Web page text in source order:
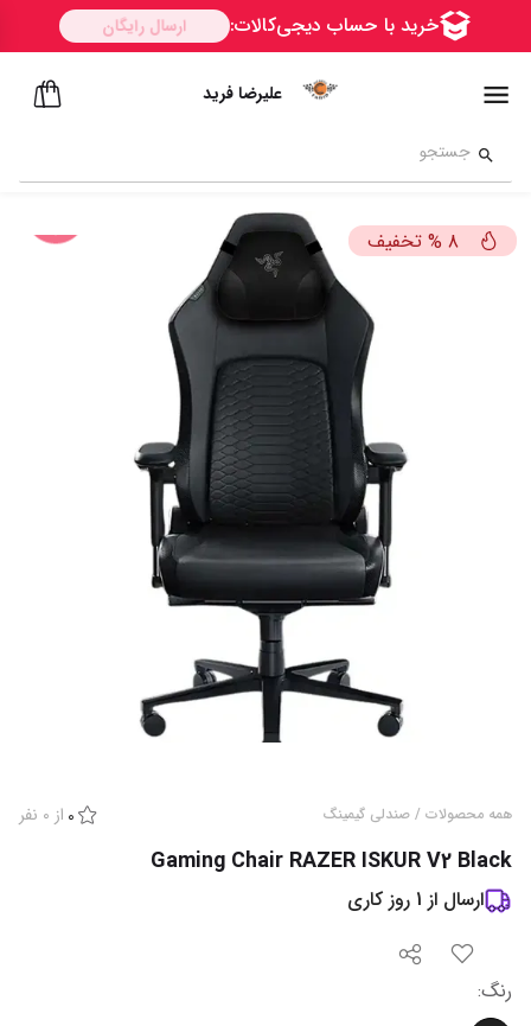
علیرضا فرید
8
% تخفیف
همه محصولات / صندلی گیمینگ 0 از 0 نفر
Gaming Chair RAZER ISKUR V2 Black
ارسال از 1 روز کاری
رنگ: